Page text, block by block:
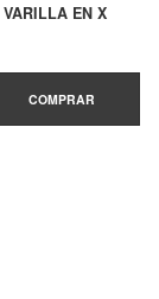
EN X
COMPRAR